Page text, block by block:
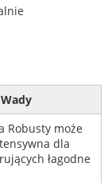
Wady
Robusty może
dla
łagodne